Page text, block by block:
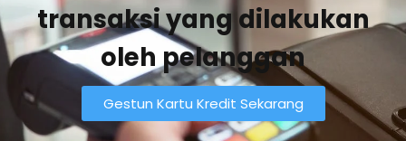
transaksi yang dilakukan
oleh pelanggan
Gestun Kartu Kredit Sekarang